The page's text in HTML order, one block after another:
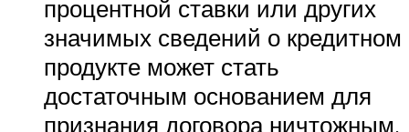
процентной ставки или других
значимых сведений о кредитном
продукте может стать
достаточным основанием для
признания договора ничтожным.